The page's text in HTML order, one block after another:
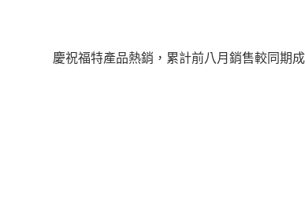
慶祝福特產品熱銷，累計前八月銷售較同期